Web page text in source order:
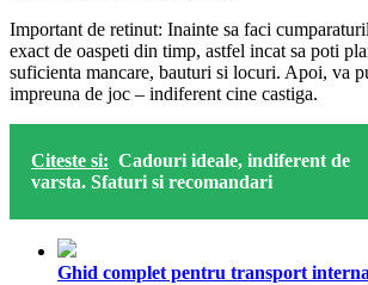
Important de retinut: Inainte sa faci
exact de oaspeti din timp, astfel incat sa poti
suficienta mancare, bauturi si locuri. Apoi, va
impreuna de joc – indiferent cine castiga.
Citeste si: Cadouri ideale, indiferent de
varsta. Sfaturi si recomandari
Ghid complet pentru transport